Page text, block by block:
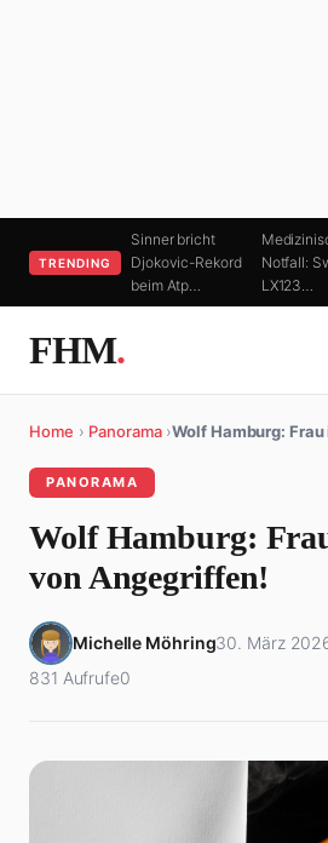
TRENDING
Sinner bricht
Djokovic-Rekord
beim Atp…
Notfall:
LX123…
FHM.
Home › Panorama ›Wolf Hamburg:
PANORAMA
Wolf Hamburg:
von Angegriffen!
Michelle Möhring30. März
831 Aufrufe0